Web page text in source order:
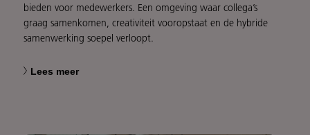
bieden voor medewerkers. Een omgeving waar collega’s
graag samenkomen, creativiteit vooropstaat en de hybride
samenwerking soepel verloopt.
Lees meer